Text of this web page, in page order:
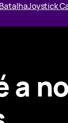
Joystick